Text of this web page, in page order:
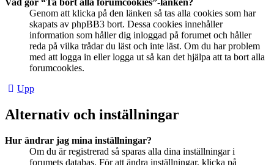
Vad gör “Ta bort alla forumcookies”-länken?
Genom att klicka på den länken så tas alla cookies som har
skapats av phpBB3 bort. Dessa cookies innehåller
information som håller dig inloggad på forumet och håller
reda på vilka trådar du läst och inte läst. Om du har problem
med att logga in eller logga ut så kan det hjälpa att ta bort alla
forumcookies.
Upp
Alternativ och inställningar
Hur ändrar jag mina inställningar?
Om du är registrerad så sparas alla dina inställningar i
forumets databas. För att ändra inställningar, klicka på